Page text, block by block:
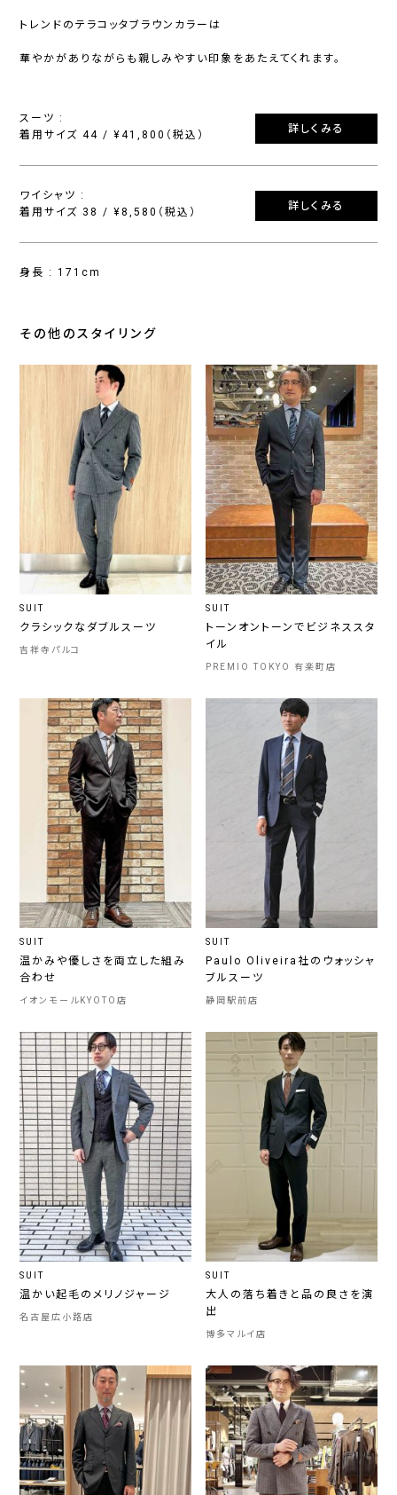
トレンドのテラコッタブラウンカラーは
華やかがありながらも親しみやすい印象をあたえてくれます。
スーツ :
着用サイズ 44 / ¥41,800（税込）
詳しくみる
ワイシャツ :
着用サイズ 38 / ¥8,580（税込）
詳しくみる
身長 : 171cm
その他のスタイリング
SUIT
クラシックなダブルスーツ
吉祥寺パルコ
SUIT
トーンオントーンでビジネススタ
イル
PREMIO TOKYO 有楽町店
SUIT
温かみや優しさを両立した組み
合わせ
イオンモールKYOTO店
SUIT
Paulo Oliveira社のウォッシャ
ブルスーツ
静岡駅前店
SUIT
温かい起毛のメリノジャージ
名古屋広小路店
SUIT
大人の落ち着きと品の良さを演
出
博多マルイ店